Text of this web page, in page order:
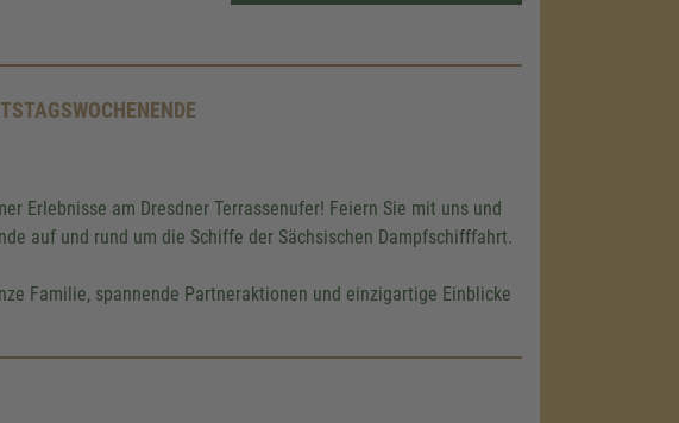
Erlebnisse am Dresdner Terrassenufer! Feiern Sie mit uns und
auf und rund um die Schiffe der Sächsischen Dampfschifffahrt.
Familie, spannende Partneraktionen und einzigartige Einblicke